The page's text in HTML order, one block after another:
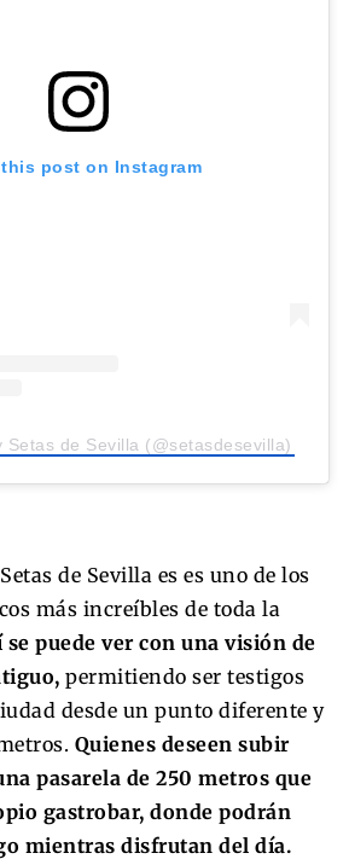
this post on Instagram
Setas de Sevilla (@setasdesevilla)
de Sevilla es es uno de los
más increíbles de toda la
se puede ver con una visión de
permitiendo ser testigos
desde un punto diferente y
Quienes deseen subir
pasarela de 250 metros que
gastrobar, donde podrán
mientras disfrutan del día.